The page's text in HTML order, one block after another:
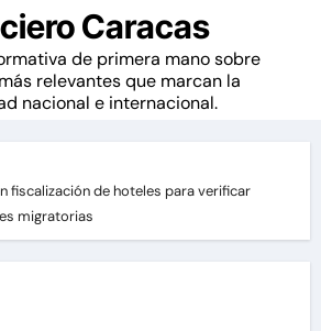
Caracas
de primera mano sobre
relevantes que marcan la
nacional e internacional.
fiscalización de hoteles para verificar
migratorias